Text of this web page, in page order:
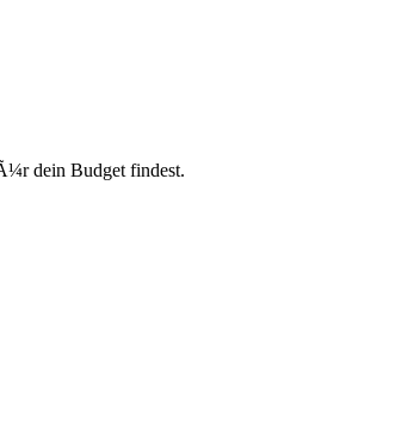
dein Budget findest.